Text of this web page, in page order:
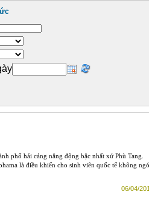
phố hải cảng năng động bậc nhất xứ Phù Tang.
là điều khiến cho sinh viên quốc tế không
06/04/